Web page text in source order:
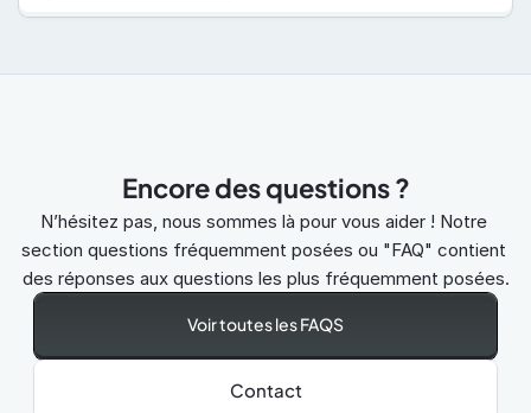
Encore des questions ?
N’hésitez pas, nous sommes là pour vous aider ! Notre
section questions fréquemment posées ou "FAQ" contient
des réponses aux questions les plus fréquemment posées.
Voir toutes les FAQS
Contact